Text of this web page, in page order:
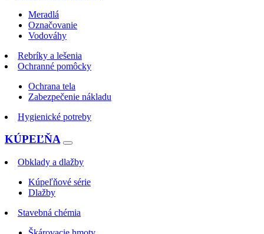
Meradlá
Označovanie
Vodováhy
Rebríky a lešenia
Ochranné pomôcky
Ochrana tela
Zabezpečenie nákladu
Hygienické potreby
KÚPEĽŇA
Obklady a dlažby
Kúpeľňové série
Dlažby
Stavebná chémia